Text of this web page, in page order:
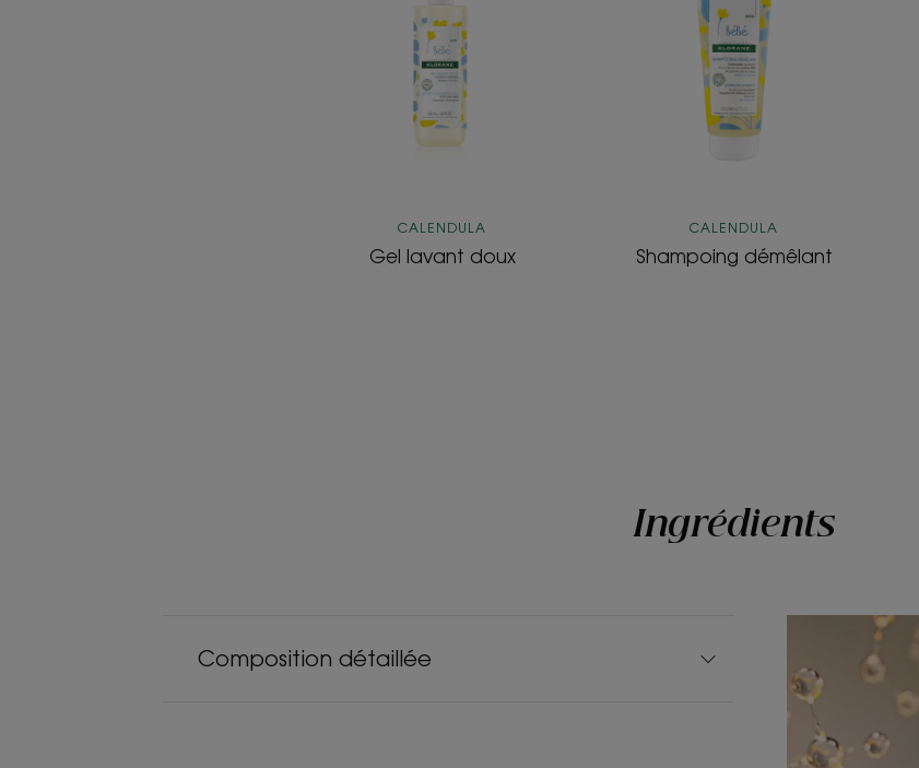
CALENDULA
Gel lavant doux
CALENDULA
Shampoing démêlant
Ingrédients
Composition détaillée